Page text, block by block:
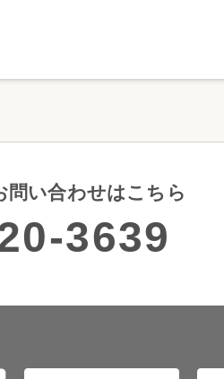
問い合わせはこちら
3639